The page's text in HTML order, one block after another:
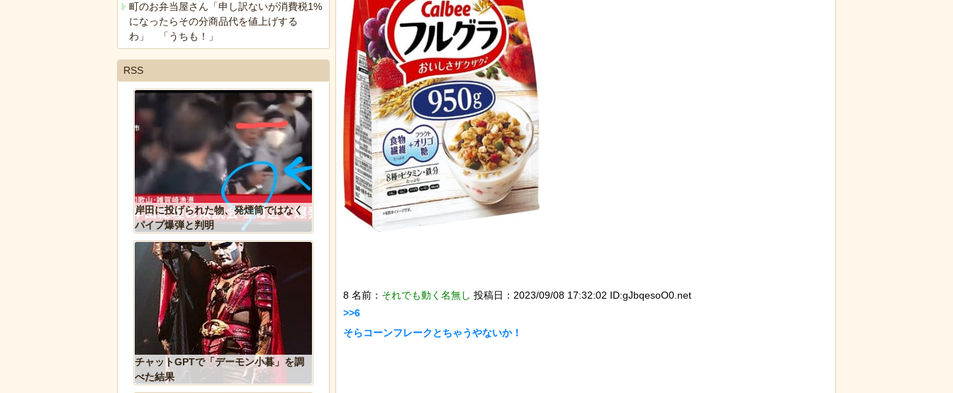
8 名前： それでも動く名無し 投稿日：2023/09/08 17:32:02 ID:gJbqesoO0.net
>>6
そらコーンフレークとちゃうやないか！
町のお弁当屋さん「申し訳ないが消費税1%
になったらその分商品代を値上げする
わ」 「うちも！」
RSS
岸田に投げられた物、発煙筒ではなく
パイプ爆弾と判明
チャットGPTで「デーモン小暮」を調
べた結果
なんか泣きたくなってくる青春18きっ
ぷのポスター貼ってく
【動画】アメリカで一番『人種差別』